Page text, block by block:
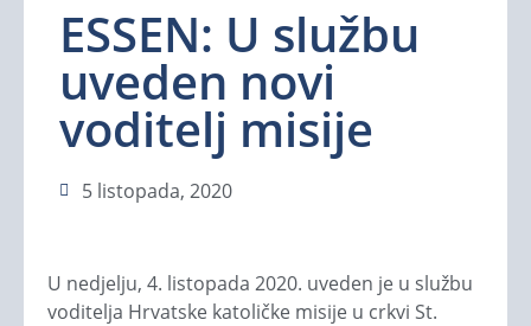
ESSEN: U službu
uveden novi
voditelj misije
5 listopada, 2020
U nedjelju, 4. listopada 2020. uveden je u službu
voditelja Hrvatske katoličke misije u crkvi St.